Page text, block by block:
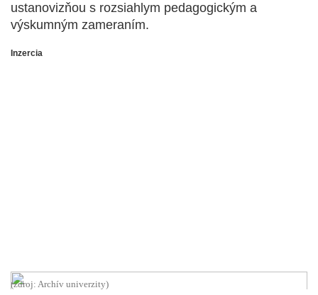
ustanovizňou s rozsiahlym pedagogickým a
výskumným zameraním.
Inzercia
(zdroj: Archív univerzity)